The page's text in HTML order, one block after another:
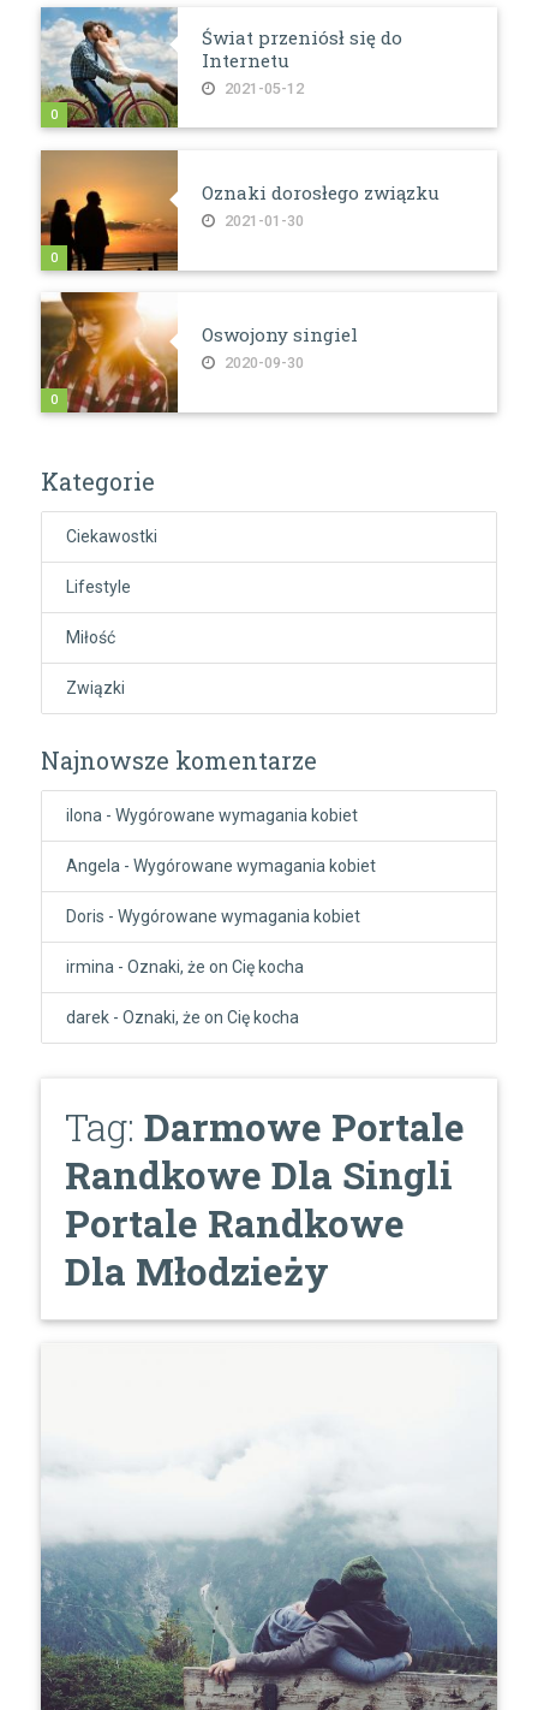
Świat przeniósł się do
Internetu
2021-05-12
0
Oznaki dorosłego związku
2021-01-30
0
Oswojony singiel
2020-09-30
0
Kategorie
Ciekawostki
Lifestyle
Miłość
Związki
Najnowsze komentarze
ilona - Wygórowane wymagania kobiet
Angela - Wygórowane wymagania kobiet
Doris - Wygórowane wymagania kobiet
irmina - Oznaki, że on Cię kocha
darek- Oznaki, że on Cię kocha
Tag: Darmowe Portale
Randkowe Dla Singli
Portale Randkowe
Dla Młodzieży